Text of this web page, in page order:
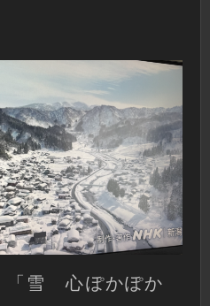
「雪 心ぽかぽか